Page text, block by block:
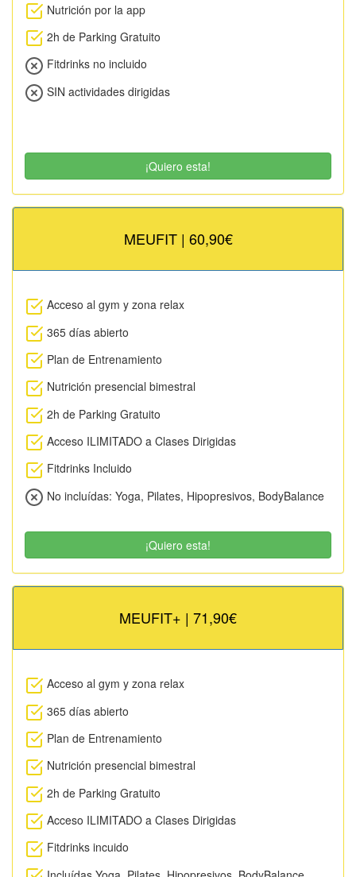
Nutrición por la app
2h de Parking Gratuito
Fitdrinks no incluido
SIN actividades dirigidas
¡Quiero esta!
MEUFIT | 60,90€
Acceso al gym y zona relax
365 días abierto
Plan de Entrenamiento
Nutrición presencial bimestral
2h de Parking Gratuito
Acceso ILIMITADO a Clases Dirigidas
Fitdrinks Incluido
No incluídas: Yoga, Pilates, Hipopresivos, BodyBalance
¡Quiero esta!
MEUFIT+ | 71,90€
Acceso al gym y zona relax
365 días abierto
Plan de Entrenamiento
Nutrición presencial bimestral
2h de Parking Gratuito
Acceso ILIMITADO a Clases Dirigidas
Fitdrinks incuido